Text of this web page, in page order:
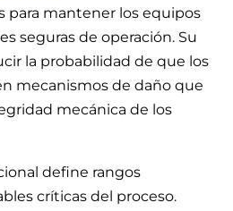
para mantener los equipos
seguras de operación. Su
la probabilidad de que los
mecanismos de daño que
mecánica de los
define rangos
críticas del proceso.